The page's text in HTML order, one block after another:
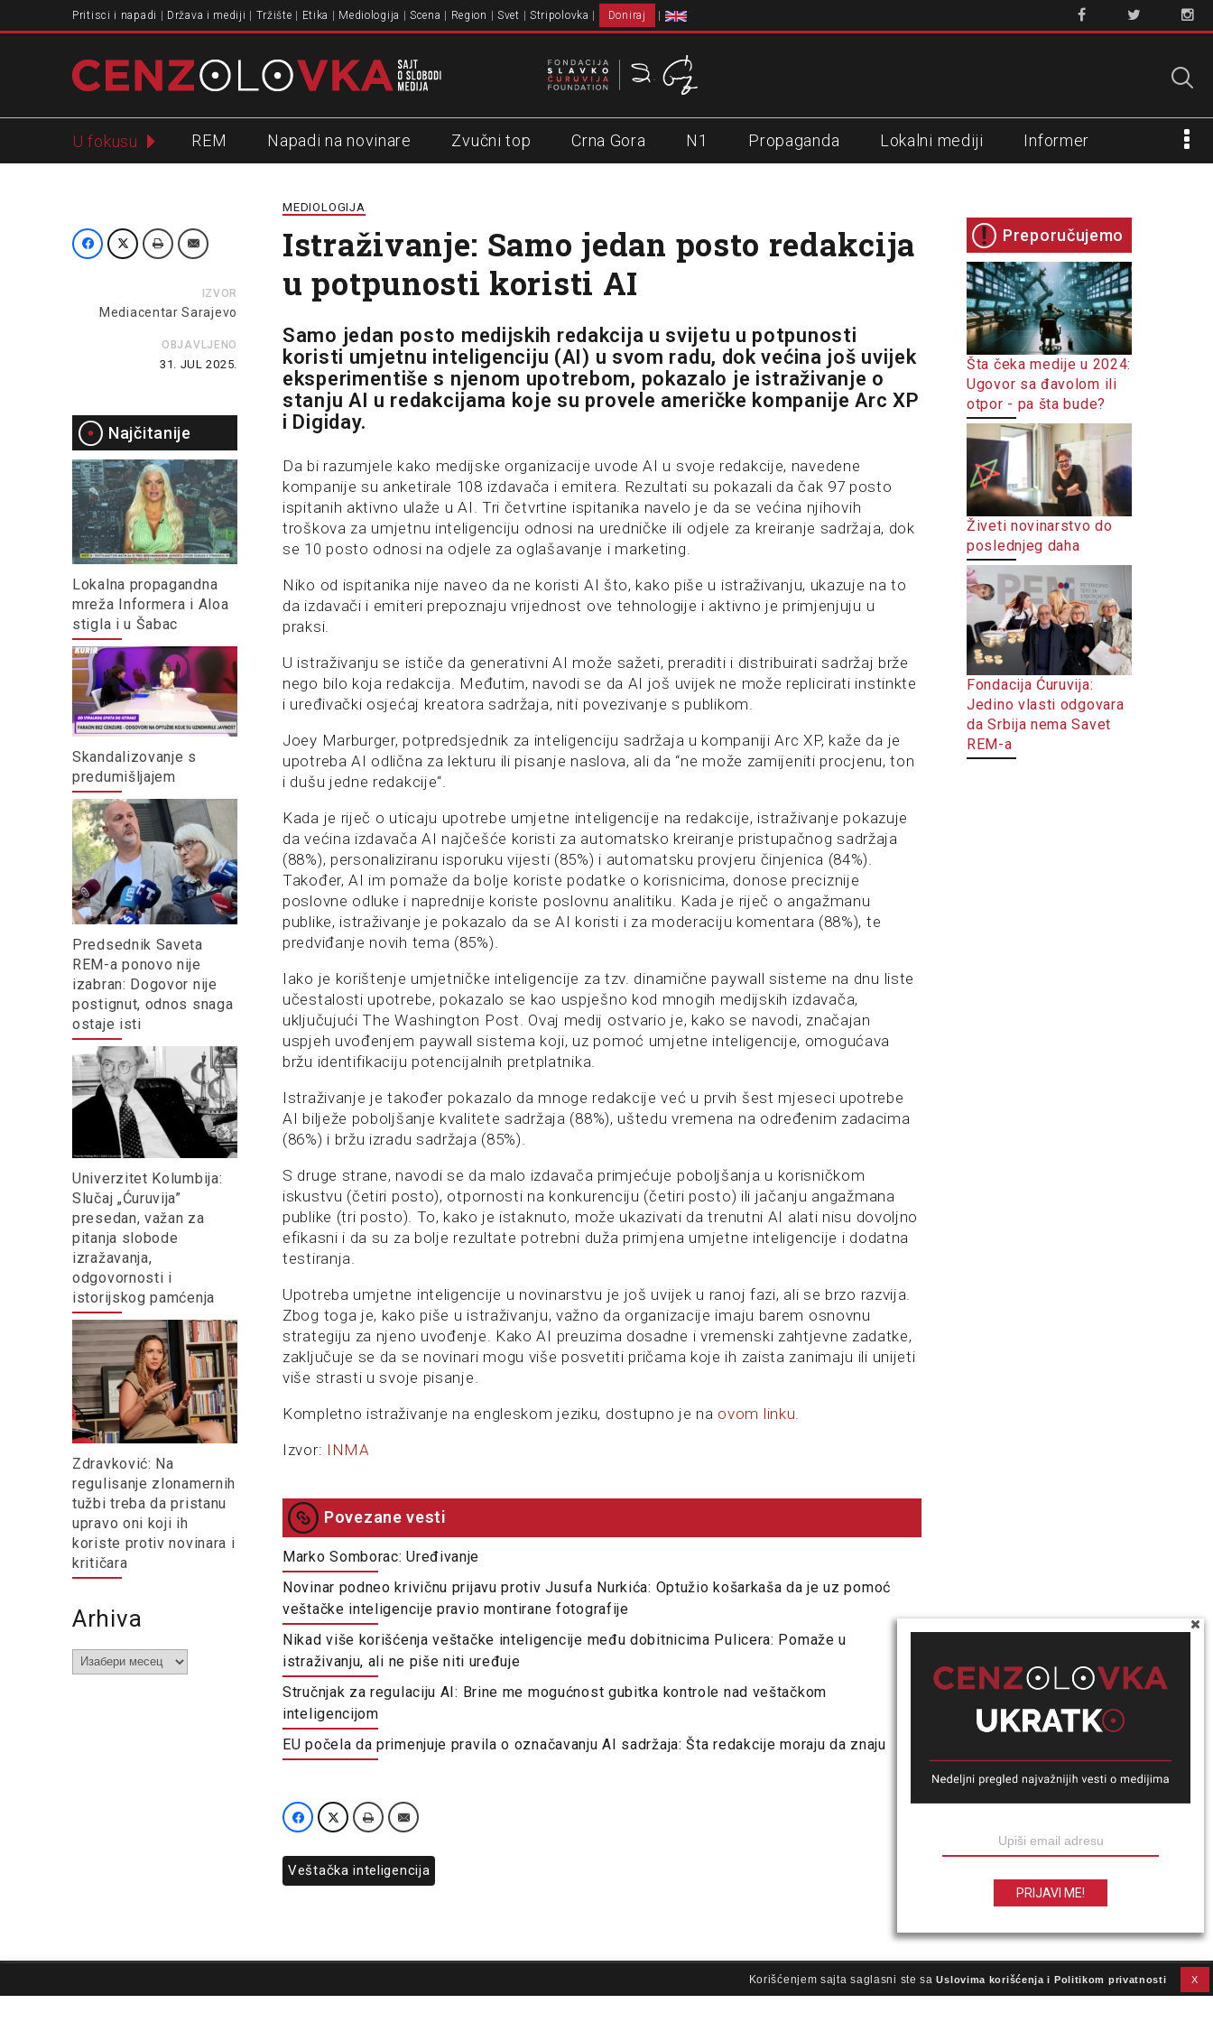
Pritisci i napadi Država i mediji Tržište Etika Mediologija Scena Region Svet Stripolovka Doniraj
U fokusu REM Napadi na novinare Zvučni top Crna Gora N1 Propaganda Lokalni mediji Informer
IZVOR
Mediacentar Sarajevo
OBJAVLJENO
31. JUL 2025.
Najčitanije
Lokalna propagandna
mreža Informera i Aloa
stigla i u Šabac
Skandalizovanje s
predumišljajem
Predsednik Saveta
REM-a ponovo nije
izabran: Dogovor nije
postignut, odnos snaga
ostaje isti
Univerzitet Kolumbija:
Slučaj „Ćuruvija”
presedan, važan za
pitanja slobode
izražavanja,
odgovornosti i
istorijskog pamćenja
Zdravković: Na
regulisanje zlonamernih
tužbi treba da pristanu
upravo oni koji ih
koriste protiv novinara i
kritičara
Arhiva
Arhiva
MEDIOLOGIJA
Istraživanje: Samo jedan posto redakcija
u potpunosti koristi AI
Samo jedan posto medijskih redakcija u svijetu u potpunosti
koristi umjetnu inteligenciju (AI) u svom radu, dok većina još uvijek
eksperimentiše s njenom upotrebom, pokazalo je istraživanje o
stanju AI u redakcijama koje su provele američke kompanije Arc XP
i Digiday.
Da bi razumjele kako medijske organizacije uvode AI u svoje redakcije, navedene
kompanije su anketirale 108 izdavača i emitera. Rezultati su pokazali da čak 97 posto
ispitanih aktivno ulaže u AI. Tri četvrtine ispitanika navelo je da se većina njihovih
troškova za umjetnu inteligenciju odnosi na uredničke ili odjele za kreiranje sadržaja, dok
se 10 posto odnosi na odjele za oglašavanje i marketing.
Niko od ispitanika nije naveo da ne koristi AI što, kako piše u istraživanju, ukazuje na to
da izdavači i emiteri prepoznaju vrijednost ove tehnologije i aktivno je primjenjuju u
praksi.
U istraživanju se ističe da generativni AI može sažeti, preraditi i distribuirati sadržaj brže
nego bilo koja redakcija. Međutim, navodi se da AI još uvijek ne može replicirati instinkte
i uređivački osjećaj kreatora sadržaja, niti povezivanje s publikom.
Joey Marburger, potpredsjednik za inteligenciju sadržaja u kompaniji Arc XP, kaže da je
upotreba AI odlična za lekturu ili pisanje naslova, ali da “ne može zamijeniti procjenu, ton
i dušu jedne redakcije“.
Kada je riječ o uticaju upotrebe umjetne inteligencije na redakcije, istraživanje pokazuje
da većina izdavača AI najčešće koristi za automatsko kreiranje pristupačnog sadržaja
(88%), personaliziranu isporuku vijesti (85%) i automatsku provjeru činjenica (84%).
Također, AI im pomaže da bolje koriste podatke o korisnicima, donose preciznije
poslovne odluke i naprednije koriste poslovnu analitiku. Kada je riječ o angažmanu
publike, istraživanje je pokazalo da se AI koristi i za moderaciju komentara (88%), te
predviđanje novih tema (85%).
Iako je korištenje umjetničke inteligencije za tzv. dinamične paywall sisteme na dnu liste
učestalosti upotrebe, pokazalo se kao uspješno kod mnogih medijskih izdavača,
uključujući The Washington Post. Ovaj medij ostvario je, kako se navodi, značajan
uspjeh uvođenjem paywall sistema koji, uz pomoć umjetne inteligencije, omogućava
bržu identifikaciju potencijalnih pretplatnika.
Istraživanje je također pokazalo da mnoge redakcije već u prvih šest mjeseci upotrebe
AI bilježe poboljšanje kvalitete sadržaja (88%), uštedu vremena na određenim zadacima
(86%) i bržu izradu sadržaja (85%).
S druge strane, navodi se da malo izdavača primjećuje poboljšanja u korisničkom
iskustvu (četiri posto), otpornosti na konkurenciju (četiri posto) ili jačanju angažmana
publike (tri posto). To, kako je istaknuto, može ukazivati da trenutni AI alati nisu dovoljno
efikasni i da su za bolje rezultate potrebni duža primjena umjetne inteligencije i dodatna
testiranja.
Upotreba umjetne inteligencije u novinarstvu je još uvijek u ranoj fazi, ali se brzo razvija.
Zbog toga je, kako piše u istraživanju, važno da organizacije imaju barem osnovnu
strategiju za njeno uvođenje. Kako AI preuzima dosadne i vremenski zahtjevne zadatke,
zaključuje se da se novinari mogu više posvetiti pričama koje ih zaista zanimaju ili unijeti
više strasti u svoje pisanje.
Kompletno istraživanje na engleskom jeziku, dostupno je na ovom linku.
Izvor: INMA
Povezane vesti
Marko Somborac: Uređivanje
Novinar podneo krivičnu prijavu protiv Jusufa Nurkića: Optužio košarkaša da je uz pomoć
veštačke inteligencije pravio montirane fotografije
Nikad više korišćenja veštačke inteligencije među dobitnicima Pulicera: Pomaže u
istraživanju, ali ne piše niti uređuje
Stručnjak za regulaciju AI: Brine me mogućnost gubitka kontrole nad veštačkom
inteligencijom
EU počela da primenjuje pravila o označavanju AI sadržaja: Šta redakcije moraju da znaju
Veštačka inteligencija
Preporučujemo
Šta čeka medije u 2024:
Ugovor sa đavolom ili
otpor - pa šta bude?
Živeti novinarstvo do
poslednjeg daha
Fondacija Ćuruvija:
Jedino vlasti odgovara
da Srbija nema Savet
REM-a
Korišćenjem sajta saglasni ste saUslovima korišćenja i Politikom privatnosti X